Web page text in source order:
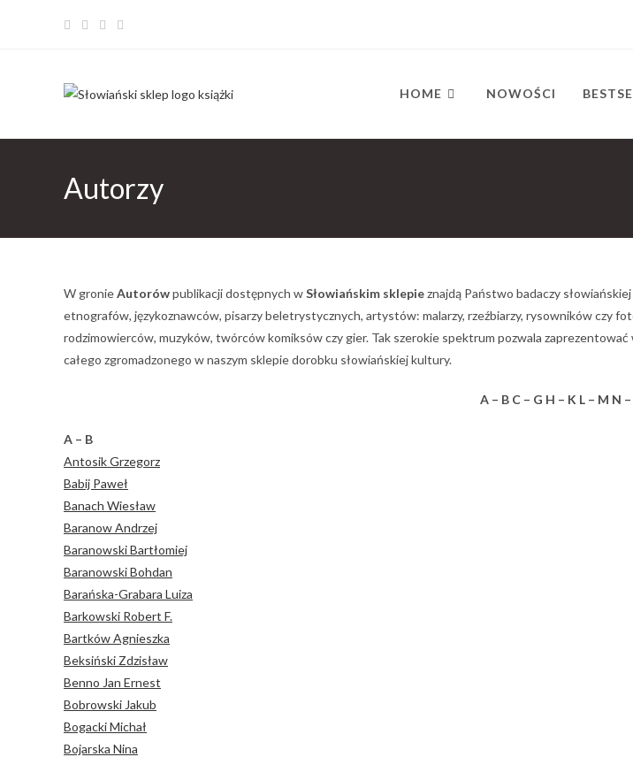
HOME NOWOŚCI
Autorzy
W gronieAutorówpublikacji dostępnych wSłowiańskim sklepieznajdą Państwo badaczy
etnografów, językoznawców, pisarzy beletrystycznych, artystów: malarzy, rzeźbiarzy, rysowników
rodzimowierców, muzyków, twórców komiksów czy gier. Tak szerokie spektrum pozwala zaprezentować
całego zgromadzonego w naszym sklepie dorobku słowiańskiej kultury.
A – B C – G H – K L – M N
A – B
Antosik Grzegorz
Babij Paweł
Banach Wiesław
Baranow Andrzej
Baranowski Bartłomiej
Baranowski Bohdan
Barańska-Grabara Luiza
Barkowski Robert F.
Bartków Agnieszka
Beksiński Zdzisław
Benno Jan Ernest
Bobrowski Jakub
Bogacki Michał
Bojarska Nina